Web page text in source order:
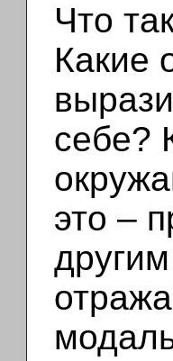
Что
Какие
себе?
это –